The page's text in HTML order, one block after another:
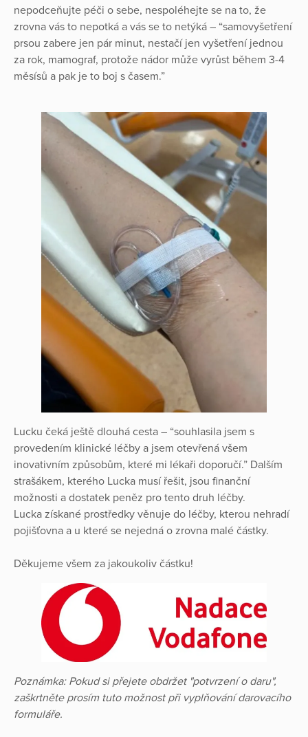
nepodceňujte péči o sebe, nespoléhejte se na to, že
zrovna vás to nepotká a vás se to netýká – “samovyšetření
prsou zabere jen pár minut, nestačí jen vyšetření jednou
za rok, mamograf, protože nádor může vyrůst během 3-4
měsísů a pak je to boj s časem.”
Lucku čeká ještě dlouhá cesta – “souhlasila jsem s
provedením klinické léčby a jsem otevřená všem
inovativním způsobům, které mi lékaři doporučí.” Dalším
strašákem, kterého Lucka musí řešit, jsou finanční
možnosti a dostatek peněz pro tento druh léčby.
Lucka získané prostředky věnuje do léčby, kterou nehradí
pojišťovna a u které se nejedná o zrovna malé částky.
Děkujeme všem za jakoukoliv částku!
Poznámka: Pokud si přejete obdržet "potvrzení o daru",
zaškrtněte prosím tuto možnost při vyplňování darovacího
formuláře.